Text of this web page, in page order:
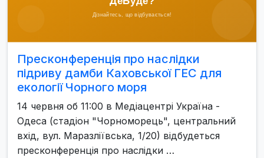
Пресконференція про наслідки
підриву дамби Каховської ГЕС для
екології Чорного моря
14 червня об 11:00 в Медіацентрі Україна -
Одеса (стадіон "Чорноморець", центральний
вхід, вул. Маразліївська, 1/20) відбудеться
пресконференція про наслідки …